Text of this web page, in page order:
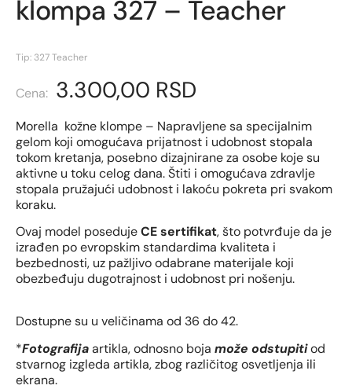
klompa 327 – Teacher
Tip: 327 Teacher
3.300,00 RSD
Morella kožne klompe – Napravljene sa specijalnim
gelom koji omogućava prijatnost i udobnost stopala
tokom kretanja, posebno dizajnirane za osobe koje su
aktivne u toku celog dana. Štiti i omogućava zdravlje
stopala pružajući udobnost i lakoću pokreta pri svakom
koraku.
Ovaj model posedujeCE sertifikat, što potvrđuje da je
izrađen po evropskim standardima kvaliteta i
bezbednosti, uz pažljivo odabrane materijale koji
obezbeđuju dugotrajnost i udobnost pri nošenju.
Dostupne su u veličinama od 36 do 42.
*Fotografijaartikla, odnosno boja može odstupitiod
stvarnog izgleda artikla, zbog različitog osvetljenja ili
ekrana.